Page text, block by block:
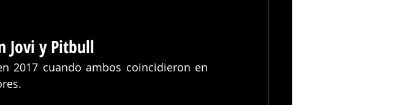
Jovi y Pitbull
2017 cuando ambos coincidieron en